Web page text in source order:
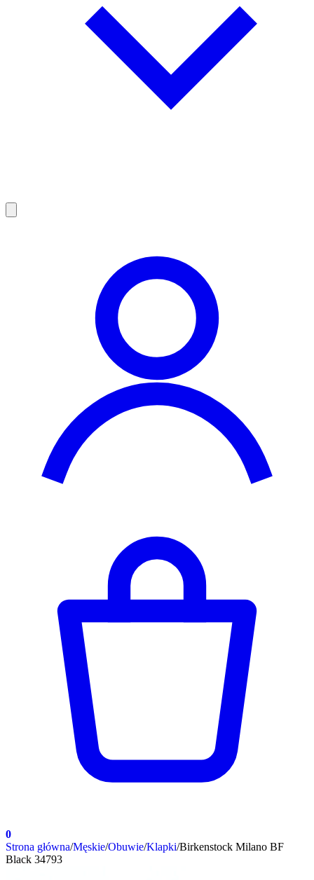
0
Strona główna/Męskie/Obuwie/Klapki/Birkenstock Milano BF
Black 34793